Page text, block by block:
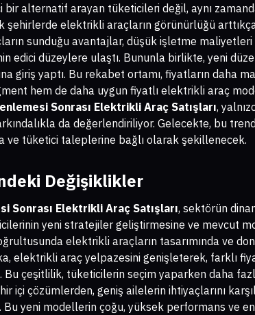
bir alternatif arayan tüketicileri değil, aynı
şehirlerde elektrikli araçların görünürlüğü
sunduğu avantajlar, düşük işletme
edici düzeylere ulaştı. Bununla birlikte, yeni
giriş yaptı. Bu rekabet ortamı, fiyatların daha
hem de daha uygun fiyatlı elektrikli araç
Sonrası Elektrikli Araç Satışları,
da değerlendiriliyor. Gelecekte, bu
ve tüketici taleplerine bağlı olarak şekillenecek.
Değişiklikler
Sonrası Elektrikli Araç Satışları, sektörün
yeni stratejiler geliştirmesine ve mevcut
elektrikli araçların tasarımında ve
elektrikli araç yelpazesini genişleterek, farklı
çeşitlilik, tüketicilerin seçim yaparken daha
içi çözümlerden, geniş ailelerin ihtiyaçlarını
yeni modellerin çoğu, yüksek performans ve